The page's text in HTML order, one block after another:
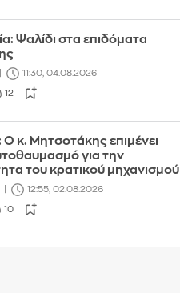
Ψαλίδι στα επιδόματα
11:30, 04.08.2026
12
Ο κ. Μητσοτάκης επιμένει
για την
του κρατικού μηχανισμού
12:55, 02.08.2026
10